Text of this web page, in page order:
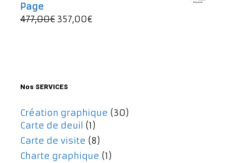
était :
197,00€.
est :
Page
477,00€ Le
357,00€Le
Nos SERVICES
Création graphique (30)
Carte de deuil (1)
Carte de visite (8)
Charte graphique (1)